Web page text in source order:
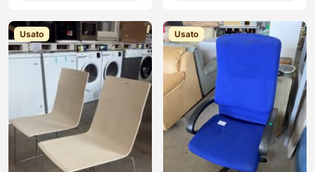
Usato Usato